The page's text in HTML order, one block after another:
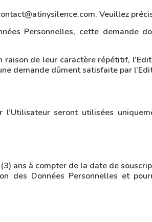
Veuillez
Personnelles, cette demande
de leur caractère répétitif,
demande dûment satisfaite par
seront utilisées
ans à compter de la date de
des Données Personnelles et